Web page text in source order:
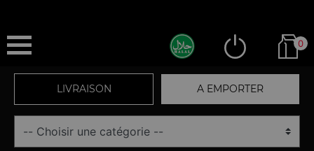
0
LIVRAISON A EMPORTER